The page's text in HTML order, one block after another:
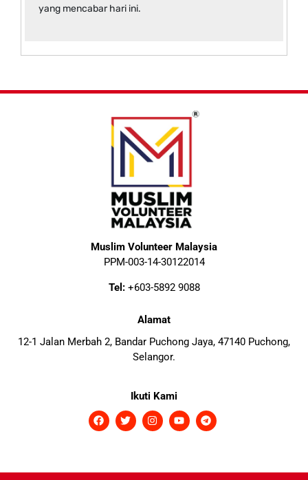
yang mencabar hari ini.
Muslim Volunteer Malaysia
PPM-003-14-30122014
Tel: +603-5892 9088
Alamat
12-1 Jalan Merbah 2, Bandar Puchong Jaya, 47140 Puchong,
Selangor.
Ikuti Kami